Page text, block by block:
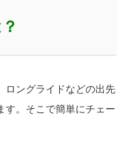
ロングライドなどの出先
す。そこで簡単にチェー